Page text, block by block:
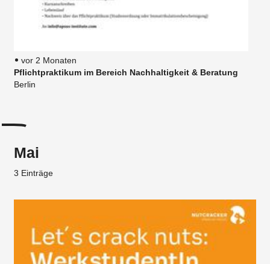
vor 2 Monaten
Pflichtpraktikum im Bereich Nachhaltigkeit & Beratung
Berlin
Mai
3 Einträge